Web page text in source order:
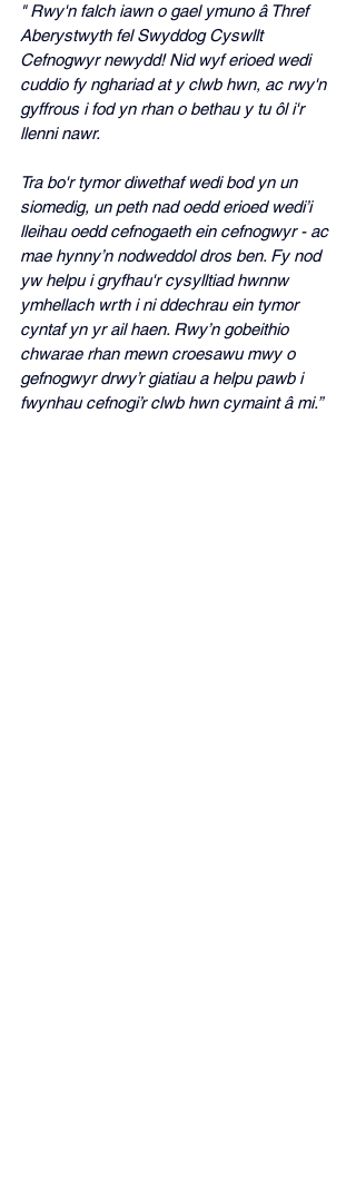
" Rwy'n falch iawn o gael ymuno â Thref
Aberystwyth fel Swyddog Cyswllt
Cefnogwyr newydd! Nid wyf erioed wedi
cuddio fy nghariad at y clwb hwn, ac rwy'n
gyffrous i fod yn rhan o bethau y tu ôl i'r
llenni nawr.
Tra bo'r tymor diwethaf wedi bod yn un
siomedig, un peth nad oedd erioed wedi’i
lleihau oedd cefnogaeth ein cefnogwyr - ac
mae hynny’n nodweddol dros ben. Fy nod
yw helpu i gryfhau'r cysylltiad hwnnw
ymhellach wrth i ni ddechrau ein tymor
cyntaf yn yr ail haen. Rwy’n gobeithio
chwarae rhan mewn croesawu mwy o
gefnogwyr drwy’r giatiau a helpu pawb i
fwynhau cefnogi’r clwb hwn cymaint â mi.”